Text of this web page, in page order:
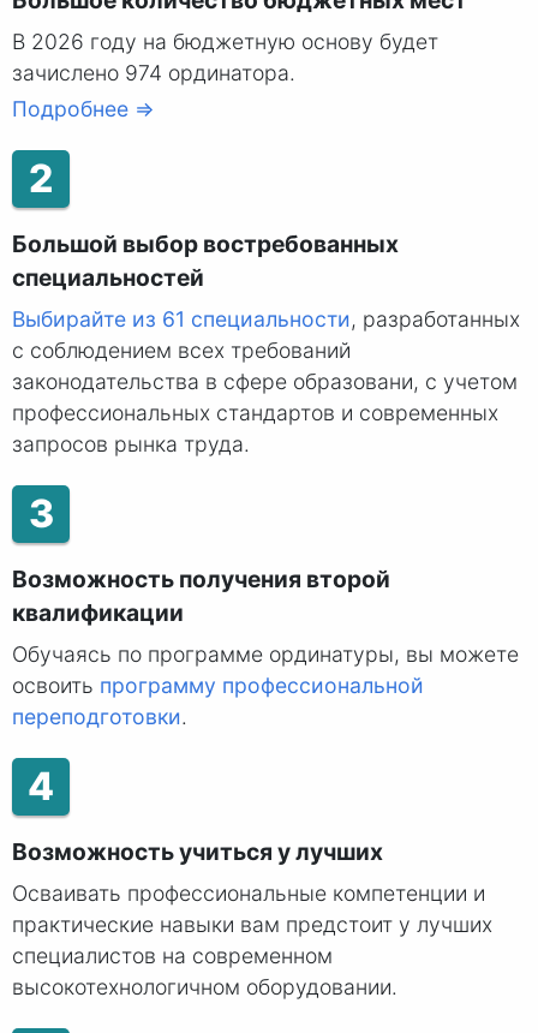
В 2026 году на бюджетную основу будет
зачислено 974 ординатора.
Подробнее ⇒
2
Большой выбор востребованных
специальностей
Выбирайте из 61 специальности, разработанных
с соблюдением всех требований
законодательства в сфере образовани, с учетом
профессиональных стандартов и современных
запросов рынка труда.
3
Возможность получения второй
квалификации
Обучаясь по программе ординатуры, вы можете
освоить программу профессиональной
переподготовки.
4
Возможность учиться у лучших
Осваивать профессиональные компетенции и
практические навыки вам предстоит у лучших
специалистов на современном
высокотехнологичном оборудовании.